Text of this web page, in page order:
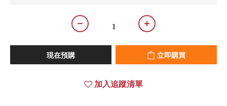
現在預購 立即購買
加入追蹤清單